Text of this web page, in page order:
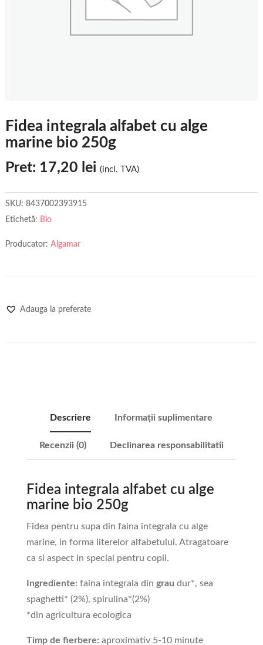
Fidea integrala alfabet cu alge
marine bio 250g
Pret: 17,20 lei (incl. TVA)
SKU: 8437002393915
Etichetă: Bio
Producator: Algamar
Adauga la preferate
Descriere Informații suplimentare
Recenzii (0) Declinarea responsabilitatii
Fidea integrala alfabet cu alge
marine bio 250g
Fidea pentru supa din faina integrala cu alge
marine, in forma literelor alfabetului. Atragatoare
ca si aspect in special pentru copii.
Ingrediente: faina integrala din grau dur*, sea
spaghetti* (2%), spirulina*(2%)
*din agricultura ecologica
Timp de fierbere: aproximativ 5-10 minute